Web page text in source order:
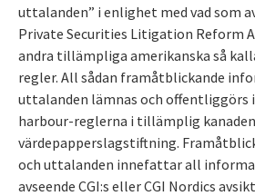
uttalanden” i enlighet med vad som
Private Securities Litigation Reform
andra tillämpliga amerikanska så
regler. All sådan framåtblickande
uttalanden lämnas och offentliggörs
harbour-reglerna i tillämplig
värdepapperslagstiftning.
och uttalanden innefattar all
avseende CGI:s eller CGI Nordics